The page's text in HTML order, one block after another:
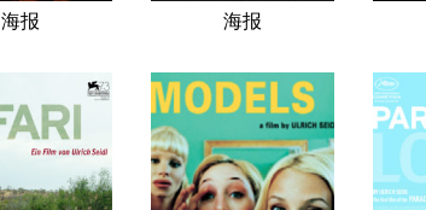
海报 海报